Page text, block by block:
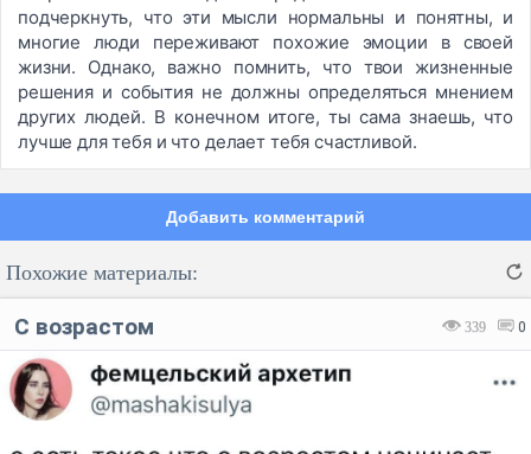
подчеркнуть, что эти мысли нормальны и понятны, и
многие люди переживают похожие эмоции в своей
жизни. Однако, важно помнить, что твои жизненные
решения и события не должны определяться мнением
других людей. В конечном итоге, ты сама знаешь, что
лучше для тебя и что делает тебя счастливой.
Добавить комментарий
Похожие материалы:
339 0
С возрастом